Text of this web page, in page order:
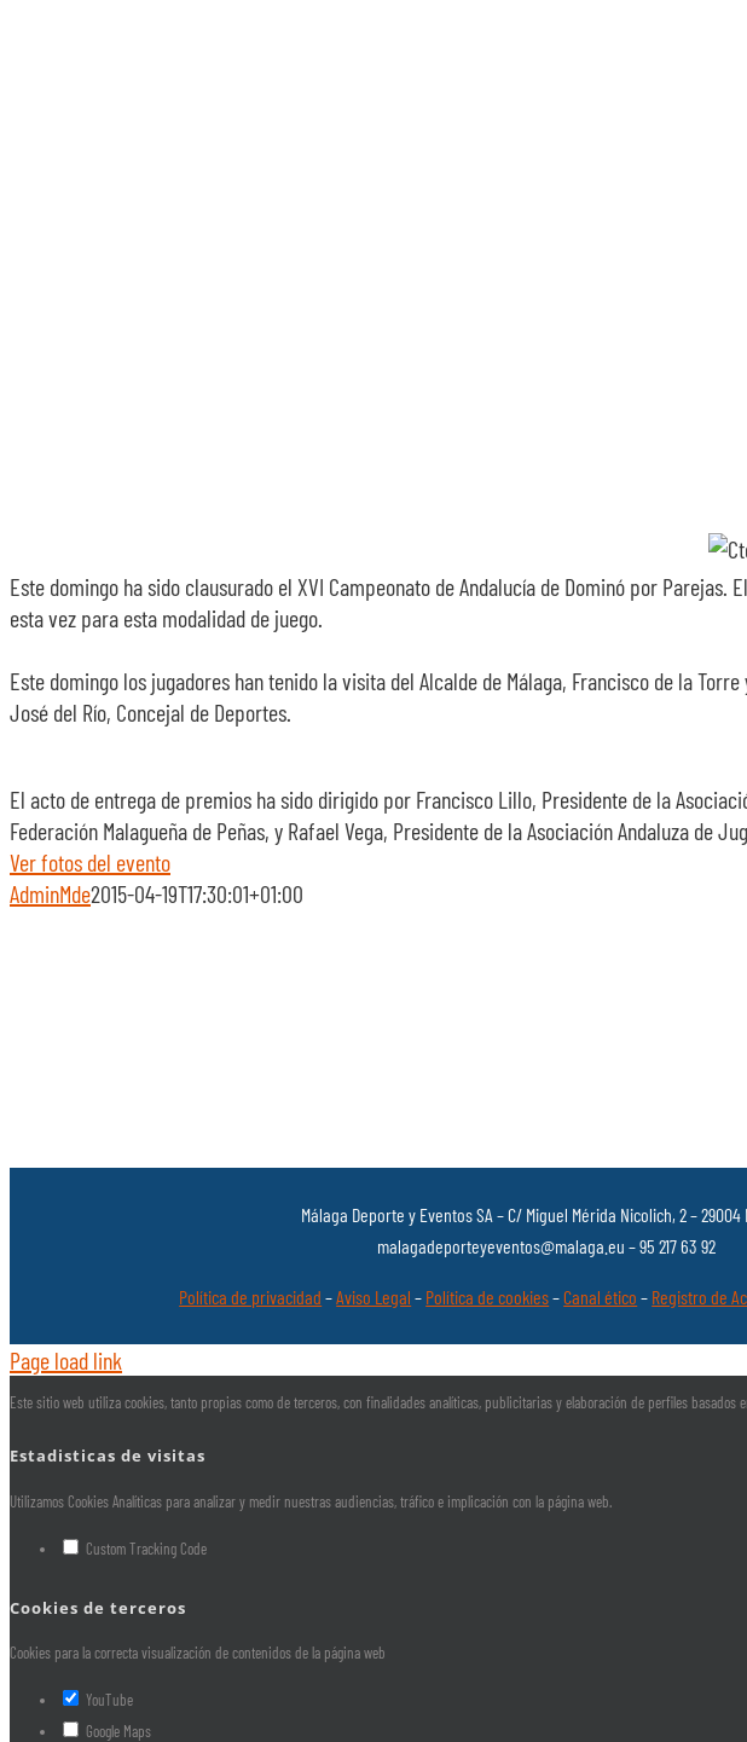
Este domingo ha sido clausurado el XVI Campeonato de Andalucía de Dominó por
esta vez para esta modalidad de juego.
Este domingo los jugadores han tenido la visita del Alcalde de Málaga, Francisco de la
José del Río, Concejal de Deportes.
El acto de entrega de premios ha sido dirigido por Francisco Lillo, Presidente de la
Federación Malagueña de Peñas, y Rafael Vega, Presidente de la Asociación Andaluza de
Ver fotos del evento
AdminMde2015-04-19T17:30:01+01:00
Málaga Deporte y Eventos SA – C/ Miguel Mérida Nicolich, 2 – 29004
malagadeporteyeventos@malaga.eu – 95 217 63 92
Política de privacidad –Aviso Legal – Política de cookies–Canal ético – Registro de
Page load link
Este sitio web utiliza cookies, tanto propias como de terceros, con finalidades analíticas, publicitarias y elaboración de perfiles basados
Estadisticas de visitas
Utilizamos Cookies Analíticas para analizar y medir nuestras audiencias, tráfico e implicación con la página web.
Custom Tracking Code
Cookies de terceros
Cookies para la correcta visualización de contenidos de la página web
YouTube
Google Maps